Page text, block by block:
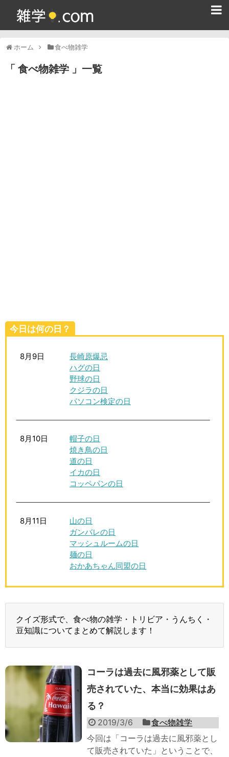
ホーム 食べ物雑学
食べ物雑学 一覧
今日は何の日？
8月9日
長崎原爆忌
ハグの日
野球の日
クジラの日
パソコン検定の日
8月10日
帽子の日
焼き鳥の日
道の日
イカの日
コッペパンの日
8月11日
山の日
ガンバレの日
マッシュルームの日
麺の日
おかあちゃん同盟の日
クイズ形式で、食べ物の雑学・トリビア・うんちく・
豆知識についてまとめて解説します！
コーラは過去に風邪薬として販
売されていた、本当に効果はあ
る？
2019/3/6
食べ物雑学
今回は「コーラは過去に風邪薬とし
て販売されていた」ということで、